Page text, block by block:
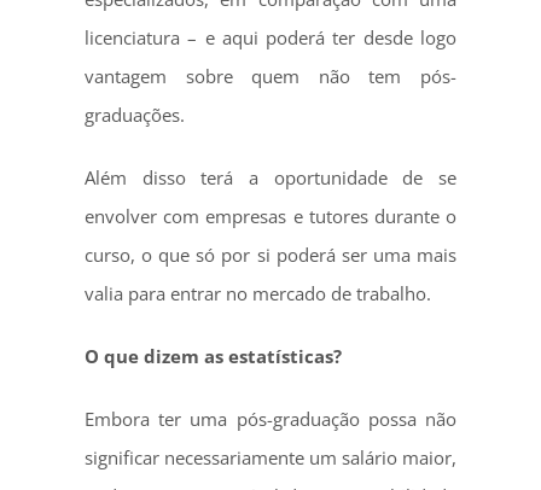
licenciatura – e aqui poderá ter desde logo
vantagem sobre quem não tem pós-
graduações.
Além disso terá a oportunidade de se
envolver com empresas e tutores durante o
curso, o que só por si poderá ser uma mais
valia para entrar no mercado de trabalho.
O que dizem as estatísticas?
Embora ter uma pós-graduação possa não
significar necessariamente um salário maior,